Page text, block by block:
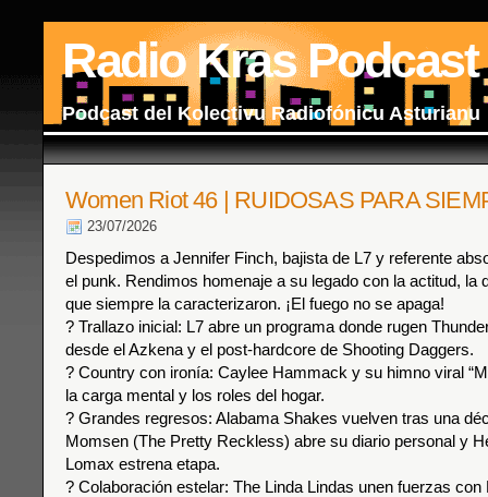
Radio Kras Podcast
Podcast del Kolectivu Radiofónicu Asturianu
Women Riot 46 | RUIDOSAS PARA
23/07/2026
Despedimos a Jennifer Finch, bajista de L7 y referente
el punk. Rendimos homenaje a su legado con la actitud, la
que siempre la caracterizaron. ¡El fuego no se apaga!
? Trallazo inicial: L7 abre un programa donde rugen
desde el Azkena y el post-hardcore de Shooting Daggers.
? Country con ironía: Caylee Hammack y su himno viral
la carga mental y los roles del hogar.
? Grandes regresos: Alabama Shakes vuelven tras una
Momsen (The Pretty Reckless) abre su diario personal y
Lomax estrena etapa.
? Colaboración estelar: The Linda Lindas unen fuerzas